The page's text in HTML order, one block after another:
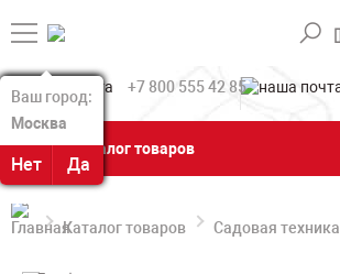
Ваш город:
Москва
Нет Да
Ваш город:
Москва
Нет Да
+7 800 555 42 85
Каталог товаров
Каталог товаров Садовая техника